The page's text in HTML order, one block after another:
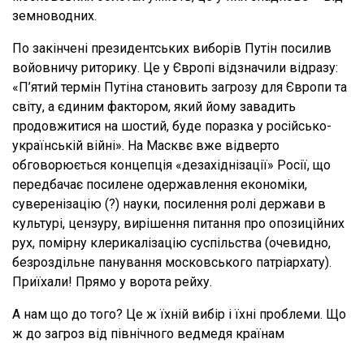
земноводних.
По закінчені президентських виборів Путін посилив
войовничу риторику. Це у Європі відзначили відразу:
«П’ятий термін Путіна становить загрозу для Європи та
світу, а єдиним фактором, який йому завадить
продовжитися на шостий, буде поразка у російсько-
українській війні». На Масквє вже відверто
обговорюється концепція «дезахіднізації» Росії, що
передбачає посилене одержавлення економіки,
суверенізацію (?) науки, посилення ролі держави в
культурі, цензуру, вирішення питання про опозиційних
рух, помірну клерикалізацію суспільства (очевидно,
безроздільне панування московського патріархату).
Приїхали! Прямо у ворота рейху.
А нам що до того? Це ж їхній вибір і їхні проблеми. Що
ж до загроз від північного ведмедя країнам